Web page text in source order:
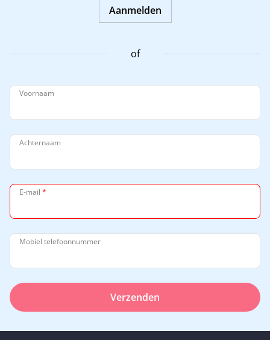
Aanmelden
of
Voornaam
Achternaam
E-mail *
Mobiel telefoonnummer
Verzenden